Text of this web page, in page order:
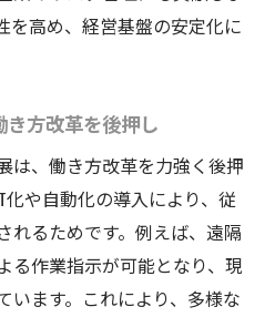
を高め、経営基盤の安定化に
方改革を後押し
は、働き方改革を力強く後押
化や自動化の導入により、従
れるためです。例えば、遠隔
る作業指示が可能となり、現
います。これにより、多様な